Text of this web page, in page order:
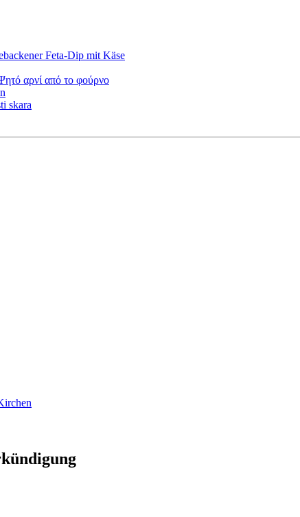
Feta-Dip mit Käse
αρνί από το φούρνο
skara